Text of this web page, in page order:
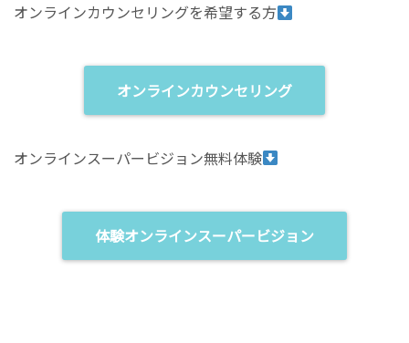
オンラインカウンセリングを希望する方
オンラインカウンセリング
オンラインスーパービジョン無料体験
体験オンラインスーパービジョン